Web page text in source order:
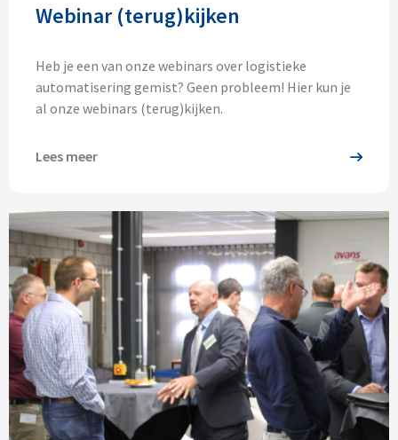
Webinar (terug)kijken
Heb je een van onze webinars over logistieke
automatisering gemist? Geen probleem! Hier kun je
al onze webinars (terug)kijken.
Lees meer